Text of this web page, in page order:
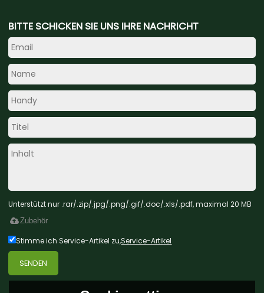
BITTE SCHICKEN SIE UNS IHRE NACHRICHT
Unterstützt nur .rar/.zip/.jpg/.png/.gif/.doc/.xls/.pdf, maximal 20 MB
Zubehör
Stimme ich Service-Artikel zu,Service-Artikel
SENDEN